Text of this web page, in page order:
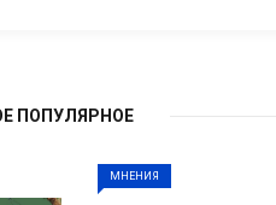
ПОПУЛЯРНОЕ
МНЕНИЯ